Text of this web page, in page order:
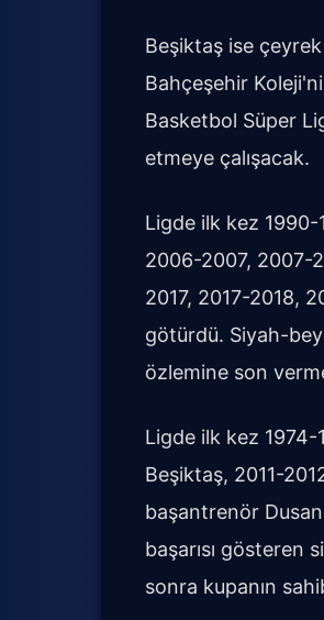
Beşiktaş ise
Bahçeşehir Koleji'ni
Basketbol Süper
etmeye çalışacak.
Ligde ilk kez 1990-
2006-2007, 2007-
2017, 2017-2018,
götürdü. Siyah-
özlemine son
Ligde ilk kez
Beşiktaş, 2011-
başantrenör
başarısı gösteren
sonra kupanın